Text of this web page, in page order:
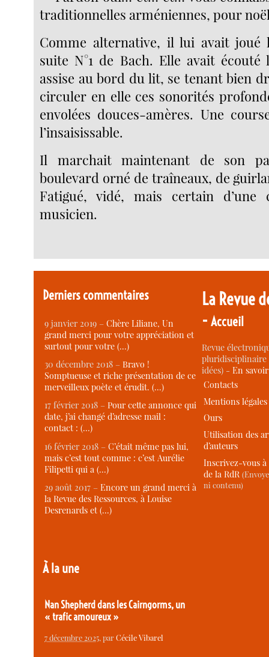
traditionnelles arméniennes, pour
Comme alternative, il lui avait joué
suite N°1 de Bach. Elle avait écouté
assise au bord du lit, se tenant bien
circuler en elle ces sonorités
envolées douces-amères. Une
l’insaisissable.
Il marchait maintenant de son
boulevard orné de traîneaux, de
Fatigué, vidé, mais certain
musicien.
Derniers commentaires
9 janvier 2019 –Chère Liliane, Un
grand merci pour votre appréciation et
surtout pour votre (…)
30 décembre 2018 –Bravo !
Somptueuse et riche présentation de ce
merveilleux poète et érudit. (…)
17 février 2018 –Pour cette annonce qui
date, j’ai changé d’adresse mail :
contact : (…)
16 février 2018 –C’était même pas lui,
mais c’est tout comme : c’est Aurélie
Filipetti qui a (…)
29 août 2017 –Encore un grand merci à
la Revue des Ressources, à Louise
Desrenards et (…)
À la une
Nan Shepherd dans les Cairngorms, un
« trafic amoureux »
7 décembre 2025, parCécile Vibarel
La Revue
-Accueil
Revue
idées) -En
Contacts
Mentions légales
Ours
Utilisation des
d’auteurs
Inscrivez-vous
de la RdR
ni contenu)